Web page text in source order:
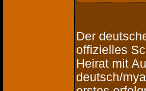
Der
offizielles
Heirat mit
deutsch/